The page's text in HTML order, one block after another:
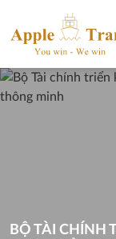
content
BỘ TÀI CHÍNH